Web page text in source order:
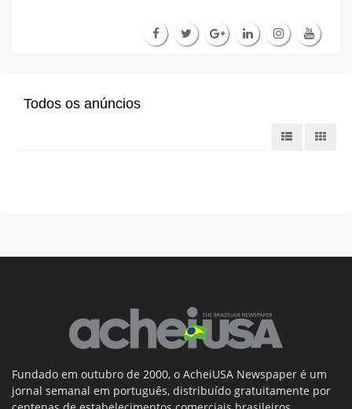
Todos os anúncios
Fundado em outubro de 2000, o AcheiUSA Newspaper é um
jornal semanal em português, distribuído gratuitamente por